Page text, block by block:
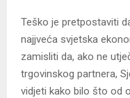
Teško je pretpostaviti
najjveća svjetska
zamisliti da, ako ne
trgovinskog partnera,
vidjeti kako bilo što od